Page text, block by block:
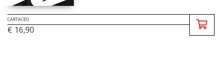
CARTACEO
€ 16,90